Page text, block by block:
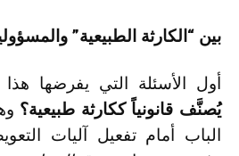
بين “الكارثة الطبيعية”
أول الأسئلة التي يفرضها
يُصنَّف قانونياً ككارثة طبيعية؟
الباب أمام تفعيل آليات